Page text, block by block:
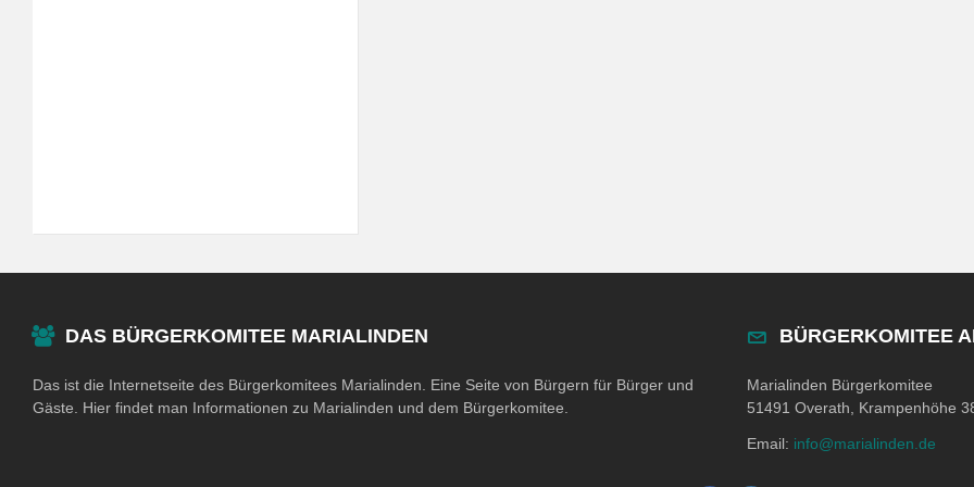
DAS BÜRGERKOMITEE MARIALINDEN
Das ist die Internetseite des Bürgerkomitees Marialinden. Eine Seite von Bürgern für Bürger und
Gäste. Hier findet man Informationen zu Marialinden und dem Bürgerkomitee.
BÜRGERKOMITEE
Marialinden Bürgerkomitee
51491 Overath, Krampenhöhe
Email: info@marialinden.de